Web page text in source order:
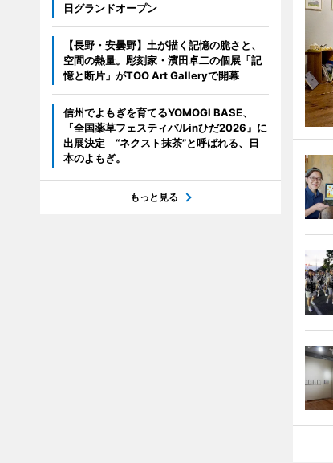
日グランドオープン
【長野・安曇野】土が描く記憶の脆さと、
空間の熱量。彫刻家・濱田卓二の個展「記
憶と断片」がTOO Art Galleryで開幕
信州でよもぎを育てるYOMOGI BASE、
『全国薬草フェスティバルinひだ2026』に
出展決定 “ネクスト抹茶”と呼ばれる、日
本のよもぎ。
もっと見る